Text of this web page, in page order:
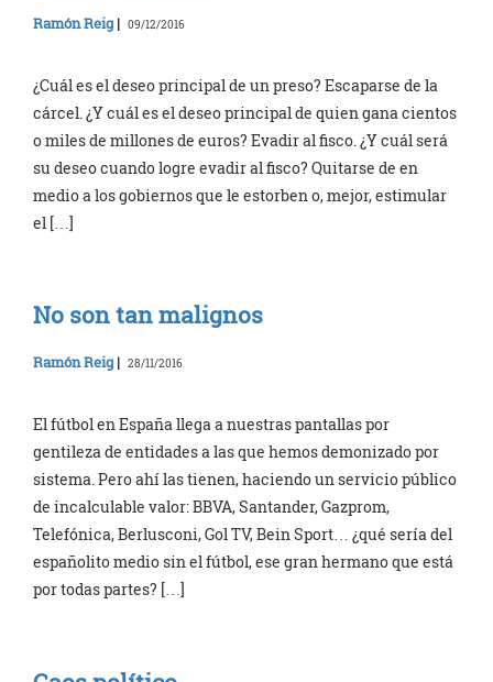
Ramón Reig | 09/12/2016
¿Cuál es el deseo principal de un preso? Escaparse de la
cárcel. ¿Y cuál es el deseo principal de quien gana cientos
o miles de millones de euros? Evadir al fisco. ¿Y cuál será
su deseo cuando logre evadir al fisco? Quitarse de en
medio a los gobiernos que le estorben o, mejor, estimular
el […]
No son tan malignos
Ramón Reig | 28/11/2016
El fútbol en España llega a nuestras pantallas por
gentileza de entidades a las que hemos demonizado por
sistema. Pero ahí las tienen, haciendo un servicio público
de incalculable valor: BBVA, Santander, Gazprom,
Telefónica, Berlusconi, Gol TV, Bein Sport… ¿qué sería del
españolito medio sin el fútbol, ese gran hermano que está
por todas partes? […]